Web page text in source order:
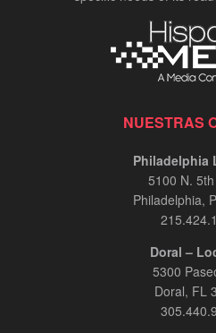
NUESTRAS
Philadelphia
5100 N.
Philadelphia,
Doral –
5300
Doral, FL